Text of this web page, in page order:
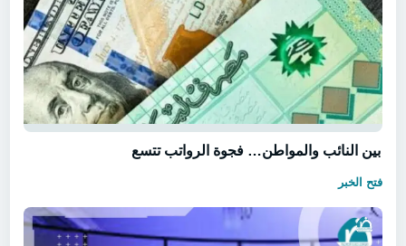
بين النائب والمواطن… فجوة الرواتب تتسع
فتح الخبر